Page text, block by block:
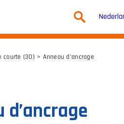
(30) > Anneau d’ancrage
d’ancrage